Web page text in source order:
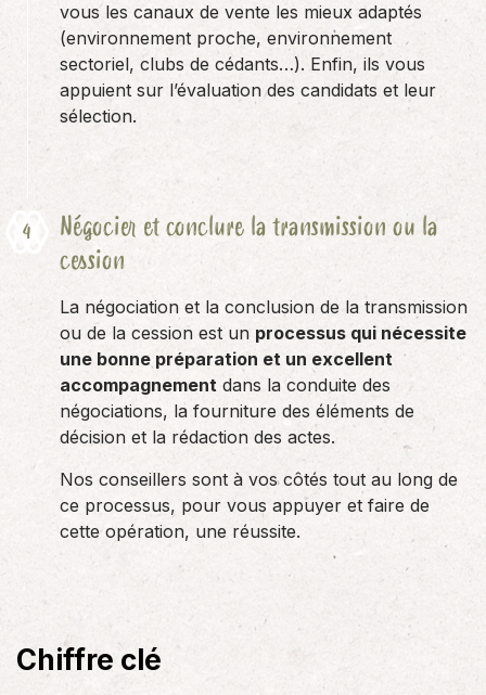
vous les canaux de vente les mieux adaptés
(environnement proche, environnement
sectoriel, clubs de cédants…). Enfin, ils vous
appuient sur l’évaluation des candidats et leur
sélection.
Négocier et conclure la transmission ou la
cession
La négociation et la conclusion de la transmission
ou de la cession est un processus qui nécessite
une bonne préparation et un excellent
accompagnement dans la conduite des
négociations, la fourniture des éléments de
décision et la rédaction des actes.
Nos conseillers sont à vos côtés tout au long de
ce processus, pour vous appuyer et faire de
cette opération, une réussite.
Chiffre clé